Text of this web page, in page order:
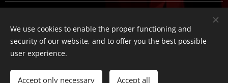
Add to cart
Languages
Suomi
English
We use cookies to enable the proper functioning and
security of our website, and to offer you the best possible
user experience.
Accept only necessary Accept all